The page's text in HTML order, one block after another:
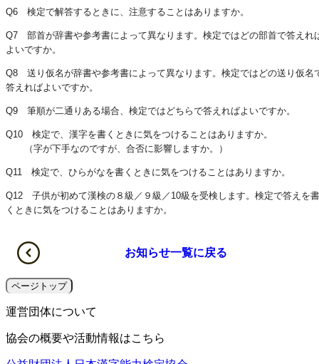
Q6 検定で解答するときに、注意することはありますか。
Q7 部首が辞書や参考書によって異なります。検定ではどの部首で答えれ
よいですか。
Q8 送り仮名が辞書や参考書によって異なります。検定ではどの送り仮名
答えればよいですか。
Q9 筆順が二通りある場合、検定ではどちらで答えればよいですか。
Q10 検定で、漢字を書くときに気をつけることはありますか。
（字が下手なのですが、合否に影響しますか。）
Q11 検定で、ひらがなを書くときに気をつけることはありますか。
Q12 子供が初めて漢検の８級／９級／10級を受検します。検定で答えを書
くときに気をつけることはありますか。
お知らせ一覧に戻る
ページトップ
運営団体について
協会の概要や活動情報はこちら